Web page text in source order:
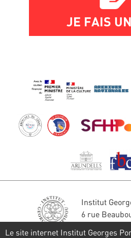
JE FAIS
Institut
6 rue
Le site internet Institut Georges